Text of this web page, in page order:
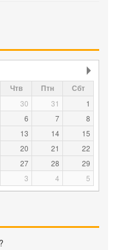
Чтв Птн Сбт
30 31
1
6 7
8
13 14
15
20 21
22
27 28
29
3 4 5